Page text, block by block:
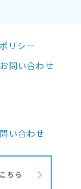
リシー
お問い合わせ
い合わせ